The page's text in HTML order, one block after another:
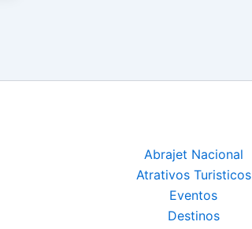
Abrajet Nacional
Atrativos Turisticos
Eventos
Destinos